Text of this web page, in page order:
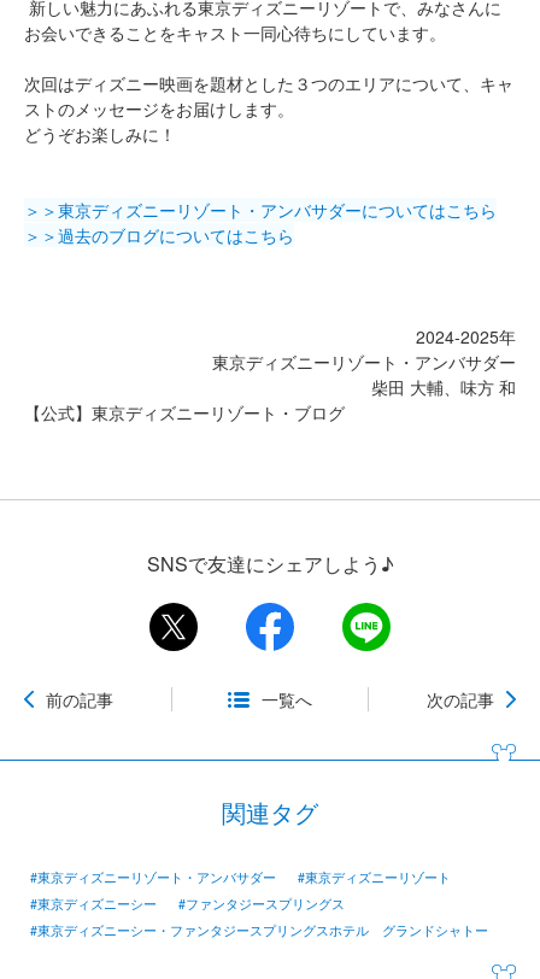
新しい魅力にあふれる東京ディズニーリゾートで、みなさんに
お会いできることをキャスト一同心待ちにしています。
次回はディズニー映画を題材とした３つのエリアについて、キャ
ストのメッセージをお届けします。
どうぞお楽しみに！
＞＞東京ディズニーリゾート・アンバサダーについてはこちら
＞＞過去のブログについてはこちら
2024-2025年
東京ディズニーリゾート・アンバサダー
柴田 大輔、味方 和
【公式】東京ディズニーリゾート・ブログ
SNSで友達にシェアしよう♪
前の記事 一覧へ 次の記事
関連タグ
#東京ディズニーリゾート・アンバサダー
#東京ディズニーリゾート
#東京ディズニーシー
#ファンタジースプリングス
#東京ディズニーシー・ファンタジースプリングスホテル グランドシャトー